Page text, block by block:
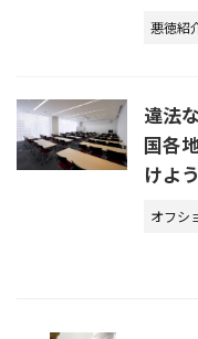
悪徳紹
違法
国各
けよう
オフシ